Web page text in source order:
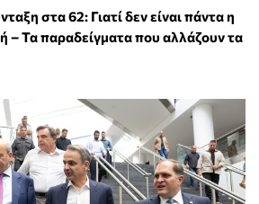
στα 62: Γιατί δεν είναι πάντα η
– Τα παραδείγματα που αλλάζουν τα